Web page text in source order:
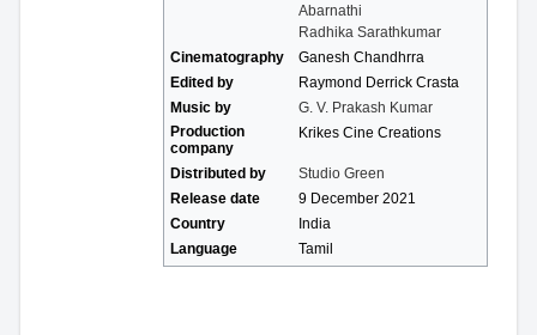
Abarnathi
Radhika Sarathkumar
Cinematography
Ganesh Chandhrra
Edited by
Raymond Derrick Crasta
Music by
G. V. Prakash Kumar
Production
company
Krikes Cine Creations
Distributed by
Studio Green
Release date
9 December 2021
Country
India
Language
Tamil